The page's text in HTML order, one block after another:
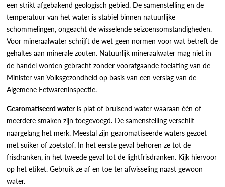
een strikt afgebakend geologisch gebied. De samenstelling en de
temperatuur van het water is stabiel binnen natuurlijke
schommelingen, ongeacht de wisselende seizoensomstandigheden.
Voor mineraalwater schrijft de wet geen normen voor wat betreft de
gehaltes aan minerale zouten. Natuurlijk mineraalwater mag niet in
de handel worden gebracht zonder voorafgaande toelating van de
Minister van Volksgezondheid op basis van een verslag van de
Algemene Eetwareninspectie.
Gearomatiseerdwateris plat of bruisend water waaraan één of
meerdere smaken zijn toegevoegd. De samenstelling verschilt
naargelang het merk. Meestal zijn gearomatiseerde waters gezoet
met suiker of zoetstof. In het eerste geval behoren ze tot de
frisdranken, in het tweede geval tot de lightfrisdranken. Kijk hiervoor
op het etiket. Gebruik ze af en toe ter afwisseling naast gewoon
water.